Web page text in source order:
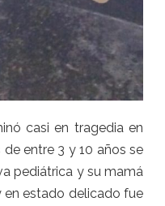
casi en tragedia en
entre 3 y 10 años se
pediátrica y su mamá
en estado delicado fue